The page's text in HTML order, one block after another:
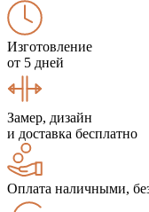
Изготовление
от 5 дней
Замер, дизайн
и доставка бесплатно
Оплата наличными,